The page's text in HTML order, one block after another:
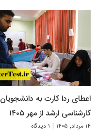
اعطای ردا کارت به دانشجویان
کارشناسی ارشد از مهر ۱۴۰۵
۱۴ مرداد, ۱۴۰۵ | ۱ دیدگاه